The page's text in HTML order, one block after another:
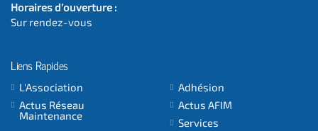
Horaires d'ouverture :
Sur rendez-vous
Liens Rapides
L'Association
Adhésion
Actus Réseau
Maintenance
Actus AFIM
Services